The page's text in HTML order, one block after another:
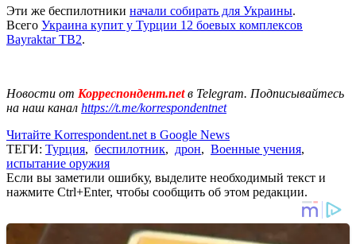
Эти же беспилотники начали собирать для Украины.
Всего Украина купит у Турции 12 боевых комплексов
Bayraktar TB2.
Новости от Корреспондент.netв Telegram. Подписывайтесь
на наш канал https://t.me/korrespondentnet
Читайте Korrespondent.net в Google News
ТЕГИ: Турция, беспилотник, дрон, Военные учения,
испытание оружия
Если вы заметили ошибку, выделите необходимый текст и
нажмите Ctrl+Enter, чтобы сообщить об этом редакции.